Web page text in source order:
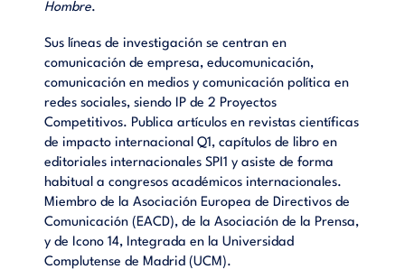
Hombre.
Sus líneas de investigación se centran en
comunicación de empresa, educomunicación,
comunicación en medios y comunicación política en
redes sociales, siendo IP de 2 Proyectos
Competitivos. Publica artículos en revistas científicas
de impacto internacional Q1, capítulos de libro en
editoriales internacionales SPI1 y asiste de forma
habitual a congresos académicos internacionales.
Miembro de la Asociación Europea de Directivos de
Comunicación (EACD), de la Asociación de la Prensa,
y de Icono 14, Integrada en la Universidad
Complutense de Madrid (UCM).